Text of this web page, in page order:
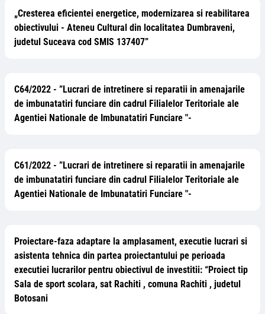
„Cresterea eficientei energetice, modernizarea si reabilitarea
obiectivului - Ateneu Cultural din localitatea Dumbraveni,
judetul Suceava cod SMIS 137407”
C64/2022 - ”Lucrari de intretinere si reparatii in amenajarile
de imbunatatiri funciare din cadrul Filialelor Teritoriale ale
Agentiei Nationale de Imbunatatiri Funciare "-
C61/2022 - ”Lucrari de intretinere si reparatii in amenajarile
de imbunatatiri funciare din cadrul Filialelor Teritoriale ale
Agentiei Nationale de Imbunatatiri Funciare "-
Proiectare-faza adaptare la amplasament, executie lucrari si
asistenta tehnica din partea proiectantului pe perioada
executiei lucrarilor pentru obiectivul de investitii: “Proiect tip
Sala de sport scolara, sat Rachiti , comuna Rachiti , judetul
Botosani